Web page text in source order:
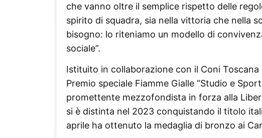
che vanno oltre il semplice rispetto delle
spirito di squadra, sia nella vittoria che nella
bisogno: lo riteniamo un modello di
sociale”.
Istituito in collaborazione con il Coni
Premio speciale Fiamme Gialle “Studio e
promettente mezzofondista in forza alla
si è distinta nel 2023 conquistando il titolo
aprile ha ottenuto la medaglia di bronzo ai